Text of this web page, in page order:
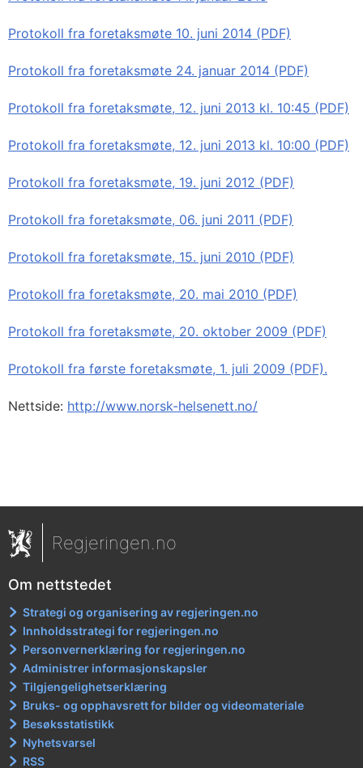
Protokoll fra foretaksmøte 10. juni 2014 (PDF)
Protokoll fra foretaksmøte 24. januar 2014 (PDF)
Protokoll fra foretaksmøte, 12. juni 2013 kl. 10:45 (PDF)
Protokoll fra foretaksmøte, 12. juni 2013 kl. 10:00 (PDF)
Protokoll fra foretaksmøte, 19. juni 2012 (PDF)
Protokoll fra foretaksmøte, 06. juni 2011 (PDF)
Protokoll fra foretaksmøte, 15. juni 2010 (PDF)
Protokoll fra foretaksmøte, 20. mai 2010 (PDF)
Protokoll fra foretaksmøte, 20. oktober 2009 (PDF)
Protokoll fra første foretaksmøte, 1. juli 2009 (PDF).
Nettside: http://www.norsk-helsenett.no/
Regjeringen.no
Om nettstedet
Strategi og organisering av regjeringen.no
Innholdsstrategi for regjeringen.no
Personvernerklæring for regjeringen.no
Administrer informasjonskapsler
Tilgjengelighetserklæring
Bruks- og opphavsrett for bilder og videomateriale
Besøksstatistikk
Nyhetsvarsel
RSS